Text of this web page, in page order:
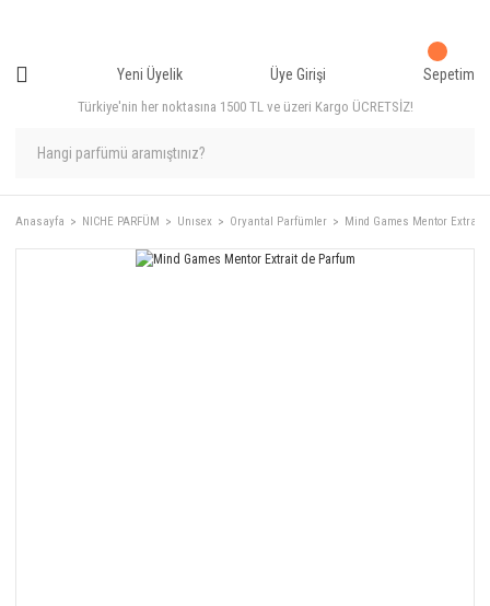
Türkiye'nin her noktasına 1500 TL ve üzeri Kargo ÜCRETSİZ!
Yeni Üyelik Üye Girişi Sepetim
Anasayfa NICHE PARFÜM Unısex Oryantal Parfümler Mind Games Mentor Extrait